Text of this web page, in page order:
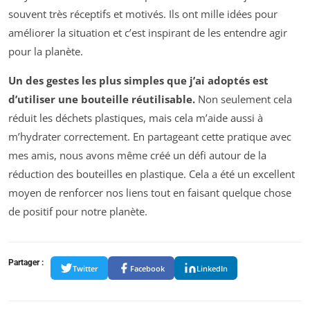
souvent très réceptifs et motivés. Ils ont mille idées pour
améliorer la situation et c’est inspirant de les entendre agir
pour la planète.
Un des gestes les plus simples que j’ai adoptés est
d’utiliser une bouteille réutilisable. Non seulement cela
réduit les déchets plastiques, mais cela m’aide aussi à
m’hydrater correctement. En partageant cette pratique avec
mes amis, nous avons même créé un défi autour de la
réduction des bouteilles en plastique. Cela a été un excellent
moyen de renforcer nos liens tout en faisant quelque chose
de positif pour notre planète.
Partager :
Twitter Facebook LinkedIn